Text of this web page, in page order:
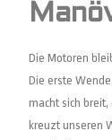
Die Motoren
Die erste
macht sich breit,
kreuzt unseren